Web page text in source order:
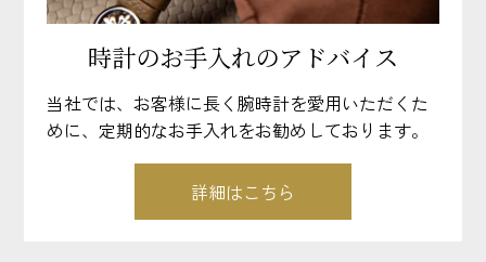
時計のお手入れのアドバイス
当社では、お客様に長く腕時計を愛用いただくた
めに、定期的なお手入れをお勧めしております。
詳細はこちら